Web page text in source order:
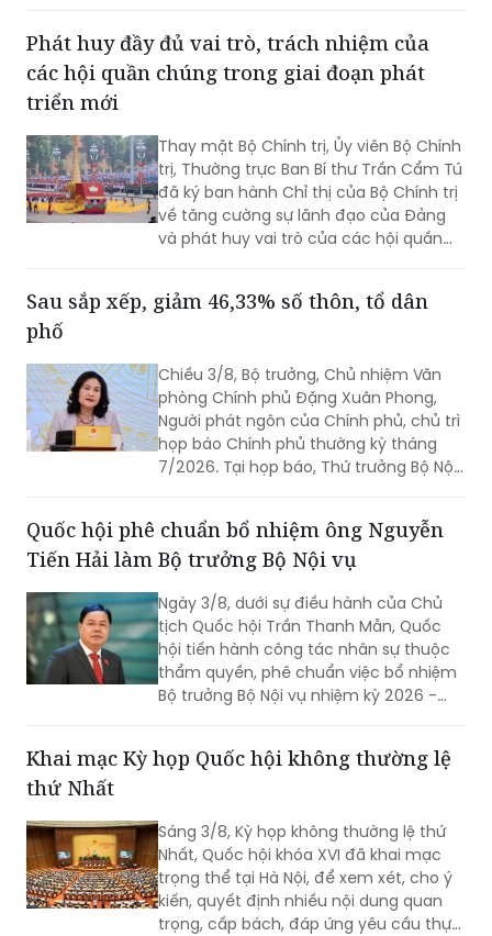
Phát huy đầy đủ vai trò, trách nhiệm của
các hội quần chúng trong giai đoạn phát
triển mới
Thay mặt Bộ Chính trị, Ủy viên Bộ Chính
trị, Thường trực Ban Bí thư Trần Cẩm Tú
đã ký ban hành Chỉ thị của Bộ Chính trị
về tăng cường sự lãnh đạo của Đảng
và phát huy vai trò của các hội quần
Sau sắp xếp, giảm 46,33% số thôn, tổ dân
phố
Chiều 3/8, Bộ trưởng, Chủ nhiệm Văn
phòng Chính phủ Đặng Xuân Phong,
Người phát ngôn của Chính phủ, chủ trì
họp báo Chính phủ thường kỳ tháng
7/2026. Tại họp báo, Thứ trưởng Bộ Nội
toàn quốc.
Quốc hội phê chuẩn bổ nhiệm ông Nguyễn
Tiến Hải làm Bộ trưởng Bộ Nội vụ
Ngày 3/8, dưới sự điều hành của Chủ
tịch Quốc hội Trần Thanh Mẫn, Quốc
hội tiến hành công tác nhân sự thuộc
thẩm quyền, phê chuẩn việc bổ nhiệm
Bộ trưởng Bộ Nội vụ nhiệm kỳ 2026 -
quyền Bộ trưởng Bộ Nội vụ.
Khai mạc Kỳ họp Quốc hội không thường lệ
thứ Nhất
Sáng 3/8, Kỳ họp không thường lệ thứ
Nhất, Quốc hội khóa XVI đã khai mạc
trọng thể tại Hà Nội, để xem xét, cho ý
kiến, quyết định nhiều nội dung quan
trọng, cấp bách, đáp ứng yêu cầu thực